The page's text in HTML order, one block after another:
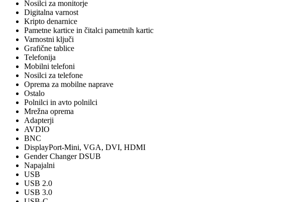
Nosilci za monitorje
Digitalna varnost
Kripto denarnice
Pametne kartice in čitalci pametnih kartic
Varnostni ključi
Grafične tablice
Telefonija
Mobilni telefoni
Nosilci za telefone
Oprema za mobilne naprave
Ostalo
Polnilci in avto polnilci
Mrežna oprema
Adapterji
AVDIO
BNC
DisplayPort-Mini, VGA, DVI, HDMI
Gender Changer DSUB
Napajalni
USB
USB 2.0
USB 3.0